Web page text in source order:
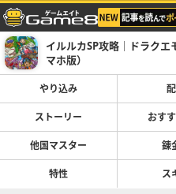
イルルカSP攻略｜ドラクエ
マホ版）
やり込み
ストーリー おす
他国マスター 錬
特性 ス